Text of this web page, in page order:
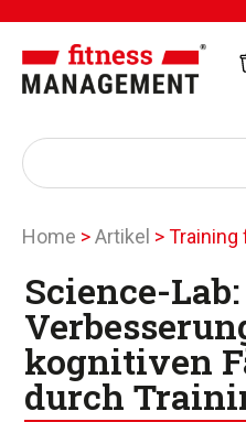
Home >Artikel >Training
Science-Lab:
kognitiven
durch